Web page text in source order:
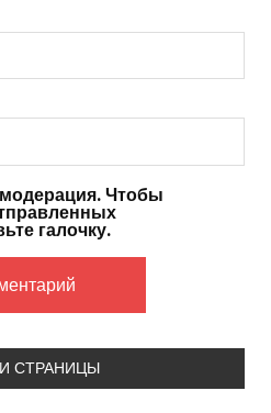
Чтобы
галочку.
СТРАНИЦЫ